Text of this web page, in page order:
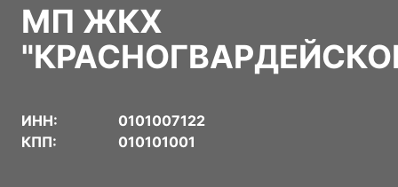
МП ЖКХ
ИНН:
0101007122
КПП:
010101001